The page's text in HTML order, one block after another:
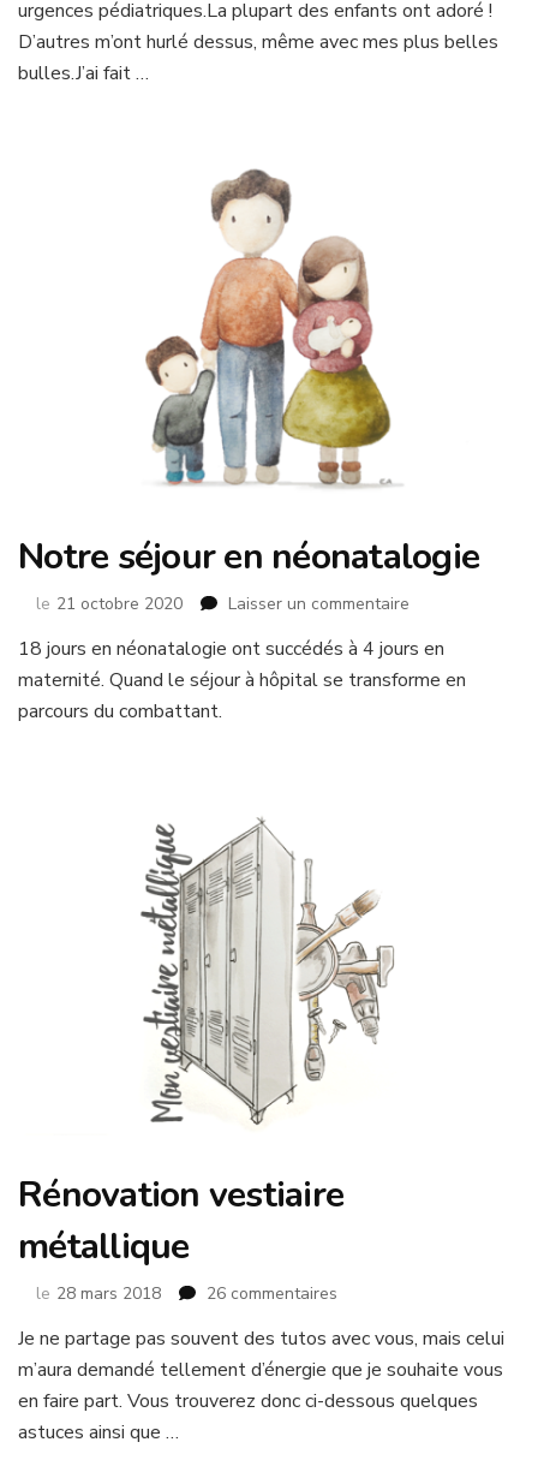
bulles
aux
urgences
urgences pédiatriques.La plupart des enfants ont adoré !
D’autres m’ont hurlé dessus, même avec mes plus belles
bulles.J’ai fait …
Notre séjour en néonatalogie
le 21 octobre 2020 Laisser un commentaire
séjour
en
18 jours en néonatalogie ont succédés à 4 jours en
maternité. Quand le séjour à hôpital se transforme en
parcours du combattant.
Rénovation vestiaire
métallique
le 28 mars 2018 26 commentaires
vestiaire
métallique
Je ne partage pas souvent des tutos avec vous, mais celui
m’aura demandé tellement d’énergie que je souhaite vous
en faire part. Vous trouverez donc ci-dessous quelques
astuces ainsi que …